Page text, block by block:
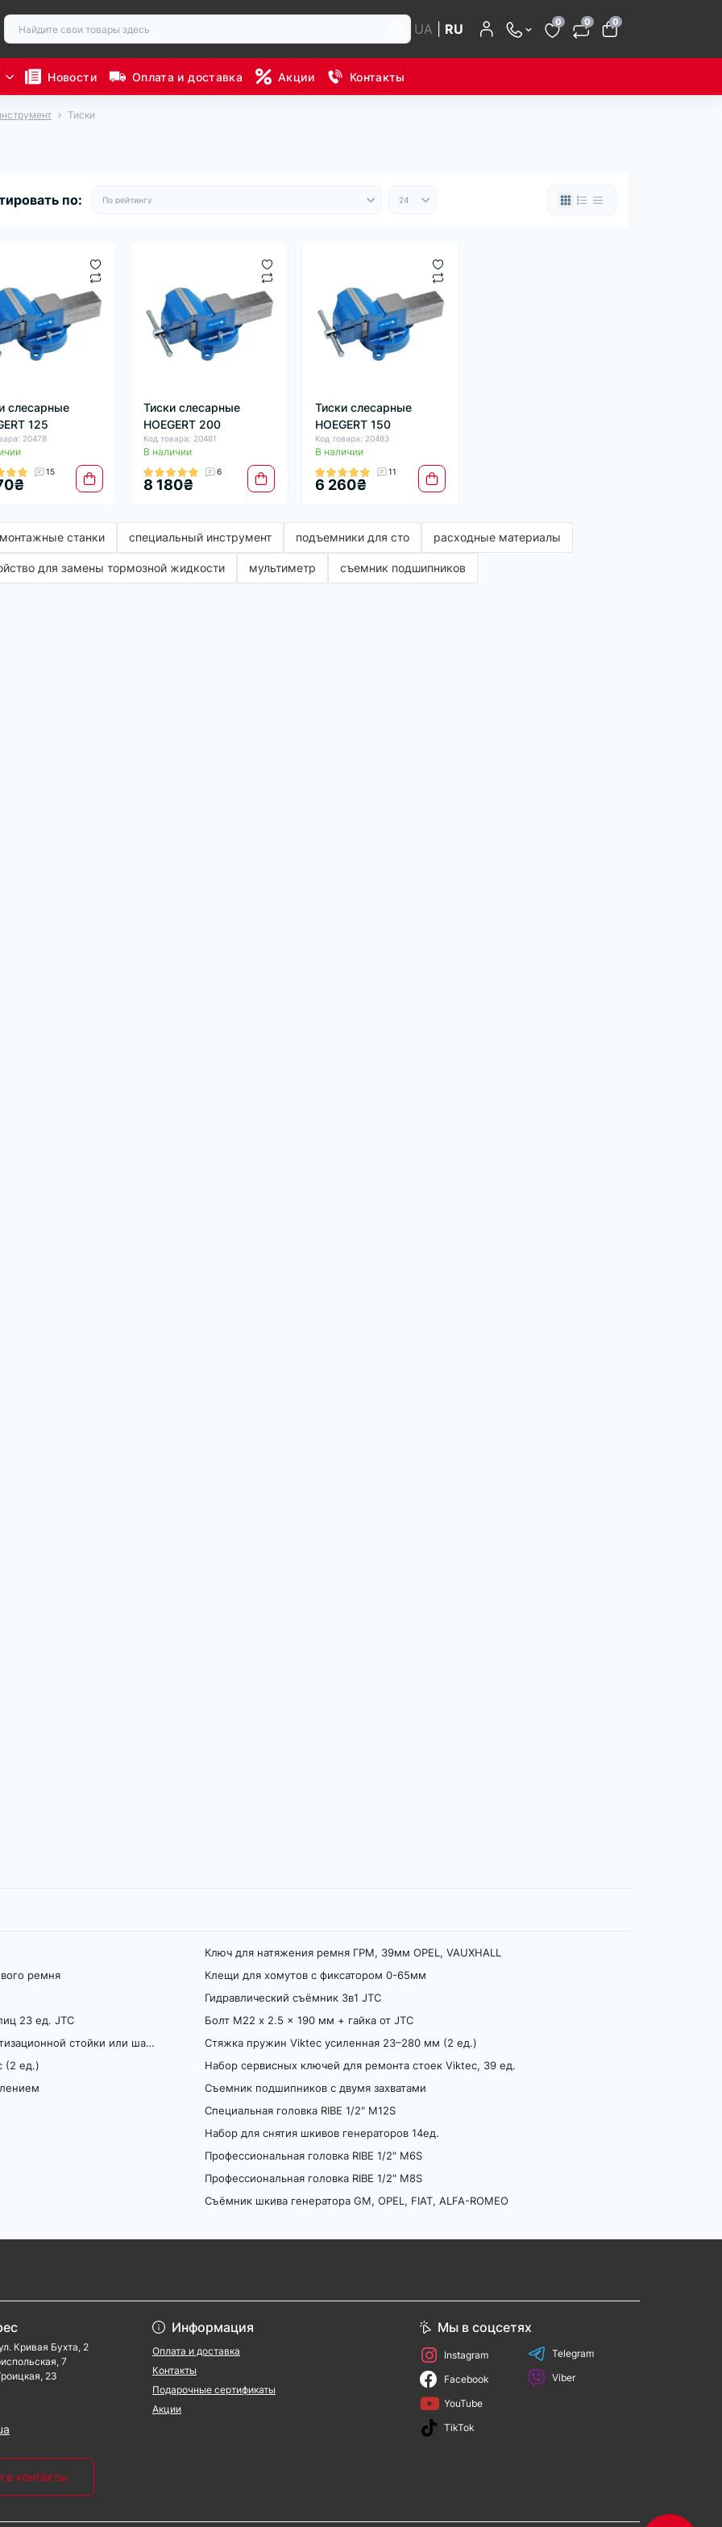
UA RU 0 0 0
Новости Оплата и доставка Акции Контакты
Тиски
по:
слесарные
125
20478
15
Тиски слесарные
HOEGERT 200
Код товара: 20481
В наличии
6
8 180₴
Тиски слесарные
HOEGERT 150
Код товара: 20483
В наличии
11
6 260₴
станки специальный инструмент подъемники для сто расходные материалы
для замены тормозной жидкости мультиметр съемник подшипников
Ключ для натяжения ремня ГРМ, 39мм OPEL, VAUХHALL
ремня
Клещи для хомутов c фиксатором 0-65мм
Гидравлический съёмник 3в1 JTC
23 ед. JTC
Болт М22 x 2.5 x 190 мм + гайка от JTC
Приспособление для расширения крепления амортизационной стойки или шарового шарнира Viktec
Стяжка пружин Viktec усиленная 23–280 мм (2 ед.)
(2 ед.)
Набор сервисных ключей для ремонта стоек Viktec, 39 ед.
Съемник подшипников с двумя захватами
Специальная головка RIBE 1/2" M12S
Набор для снятия шкивов генераторов 14ед.
Профессиональная головка RIBE 1/2" M6S
Профессиональная головка RIBE 1/2" M8S
Съёмник шкива генератора GM, OPEL, FIAT, ALFA-ROMEO
Кривая Бухта, 2
7
23
в контакты
Информация
Оплата и доставка
Контакты
Подарочные сертификаты
Акции
Мы в соцсетях
Instagram
Facebook
YouTube
TikTok
Telegram
Viber